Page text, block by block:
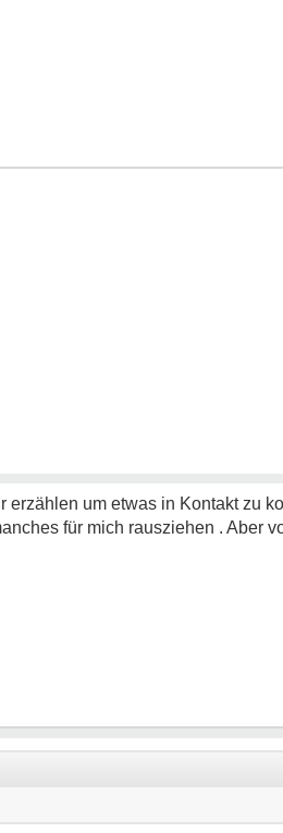
um etwas in Kontakt zu
für mich rausziehen . Aber